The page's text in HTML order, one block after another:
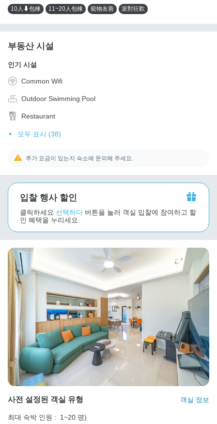
10人⬇包棟
11~20人包棟 寵物友善 派對狂歡
부동산 시설
인기 시설
Common Wifi
Outdoor Swimming Pool
Restaurant
모두 표시 (38)
추가 요금이 있는지 숙소에 문의해 주세요.
입찰 행사 할인
클릭하세요 선택하다 버튼을 눌러 객실 입찰에 참여하고 할
인 혜택을 누리세요.
사전 설정된 객실 유형 객실 정보
최대 숙박 인원 :
1~20 명)